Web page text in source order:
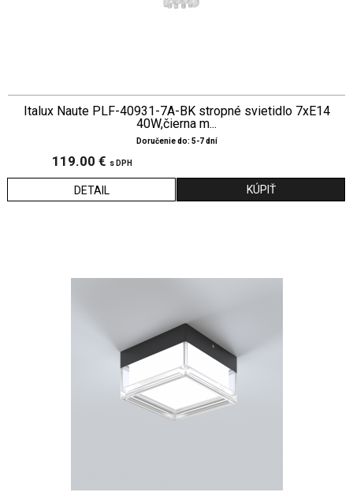
Italux Naute PLF-40931-7A-BK stropné svietidlo 7xE14
40W,čierna m...
Doručenie do: 5-7 dní
119.00 € s DPH
DETAIL